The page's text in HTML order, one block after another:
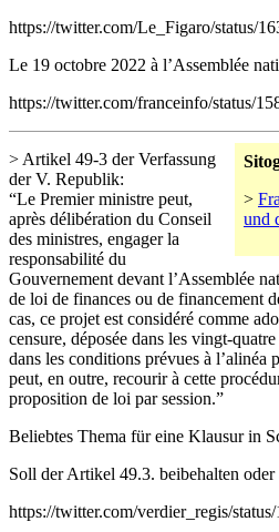
https://twitter.com/Le_Figaro/status/
Le 19 octobre 2022 à l’Assemblée
https://twitter.com/franceinfo/status/
>
und
> Artikel 49-3 der Verfassung
der V. Republik:
“Le Premier ministre peut,
après délibération du Conseil
des ministres, engager la
responsabilité du
Gouvernement devant l’Assemblée
de loi de finances ou de financement
cas, ce projet est considéré comme
censure, déposée dans les vingt-
dans les conditions prévues à l’alinéa
peut, en outre, recourir à cette
proposition de loi par session.”
Beliebtes Thema für eine Klausur in
Soll der Artikel 49.3. beibehalten oder
https://twitter.com/verdier_regis/